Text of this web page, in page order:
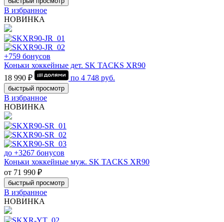
В избранное
НОВИНКА
+759 бонусов
Коньки хоккейные дет. SK TACKS XR90
18 990 ₽
по 4 748 руб.
быстрый просмотр
В избранное
НОВИНКА
до +3267 бонусов
Коньки хоккейные муж. SK TACKS XR90
от 71 990 ₽
быстрый просмотр
В избранное
НОВИНКА